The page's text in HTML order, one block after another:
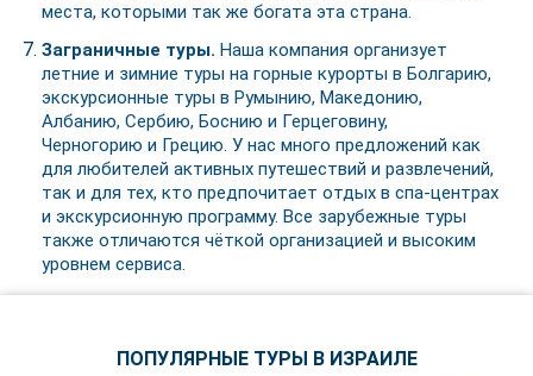
места, которыми так же богата эта страна.
Заграничные туры. Наша компания организует
летние и зимние туры на горные курорты в Болгарию,
экскурсионные туры в Румынию, Македонию,
Албанию, Сербию, Боснию и Герцеговину,
Черногорию и Грецию. У нас много предложений как
для любителей активных путешествий и развлечений,
так и для тех, кто предпочитает отдых в спа-центрах
и экскурсионную программу. Все зарубежные туры
также отличаются чёткой организацией и высоким
уровнем сервиса.
ПОПУЛЯРНЫЕ ТУРЫ В ИЗРАИЛЕ